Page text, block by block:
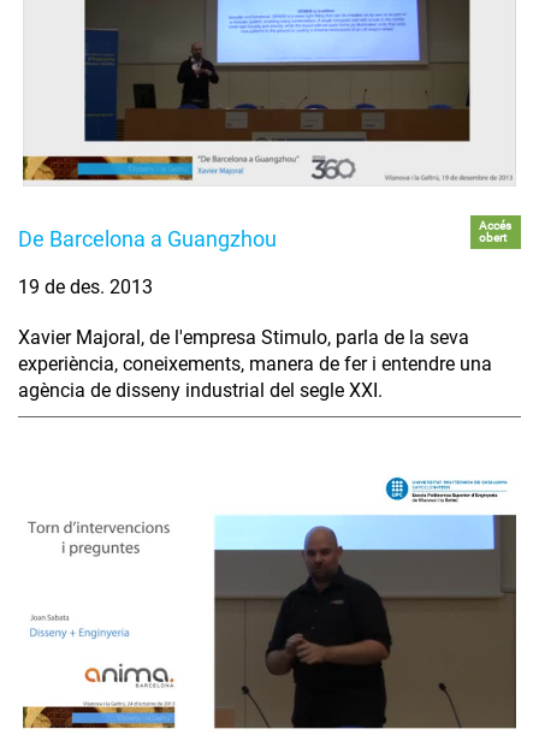
De Barcelona a Guangzhou
Accés
obert
19 de des. 2013
Xavier Majoral, de l'empresa Stimulo, parla de la seva
experiència, coneixements, manera de fer i entendre una
agència de disseny industrial del segle XXI.